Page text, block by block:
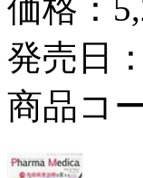
価格：
発売日
商品コ